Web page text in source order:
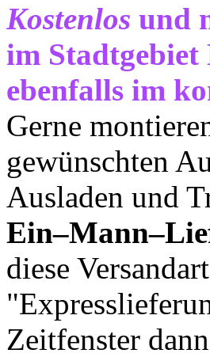
Kostenlos und
im
ebenfalls im
Gerne
gewünschten
Ausladen und
diese
Zeitfenster